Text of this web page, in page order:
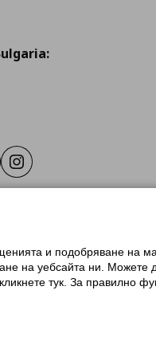
Instagram
и подобряване на
на уебсайта ни. Можете
тук. За правилно